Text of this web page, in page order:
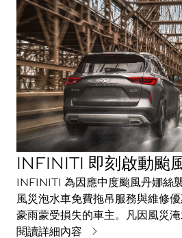
INFINITI 即刻啟動颱
與優惠維修專案
INFINITI 為因應中度颱風丹娜絲
風災泡水車免費拖吊服務與維修
豪雨蒙受損失的車主。凡因風災
輛，只要撥打 0800-333399客服
閱讀詳細內容